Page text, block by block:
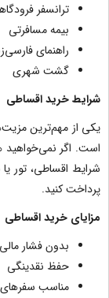
ترانسفر
بیمه مسافرتی
راهنمای
گشت شهری
شرایط خرید اقساطی
یکی از مهم‌ترین
است. اگر نمی‌خواهید
شرایط اقساطی، تور
پرداخت کنید.
مزایای خرید اقساطی
بدون فشار مالی
حفظ نقدینگی
مناسب سفرهای